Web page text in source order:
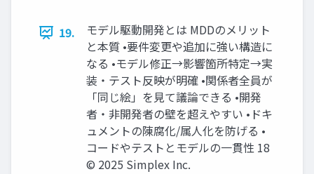
19.
モデル駆動開発とは MDDのメリット
と本質 •要件変更や追加に強い構造に
なる •モデル修正→影響箇所特定→実
装・テスト反映が明確 •関係者全員が
「同じ絵」を見て議論できる •開発
者・非開発者の壁を超えやすい •ドキ
ュメントの陳腐化/属人化を防げる •
コードやテストとモデルの一貫性 18
© 2025 Simplex Inc.